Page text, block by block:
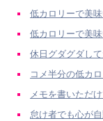
低カロリーで美
低カロリーで美
休日グダグダし
コメ半分の低カ
メモを書いただ
怠け者でも心が